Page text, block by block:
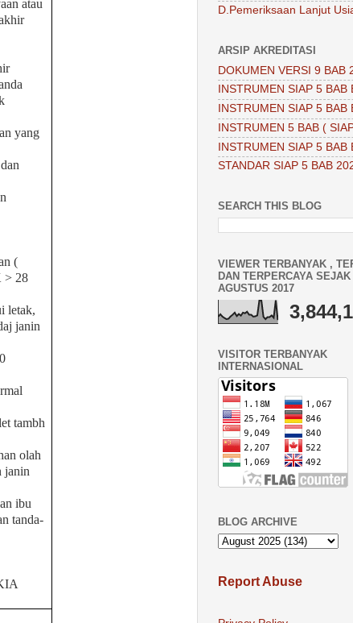
atau
yang
(
> 28
letak,
janin
tambh
olah
janin
ibu
tanda-
D.Pemeriksaan Lanjut
ARSIP AKREDITASI
DOKUMEN VERSI 9 BAB
INSTRUMEN SIAP 5 BAB
INSTRUMEN SIAP 5 BAB
INSTRUMEN 5 BAB (
INSTRUMEN SIAP 5 BAB
STANDAR SIAP 5 BAB
SEARCH THIS BLOG
VIEWER TERBANYAK ,
DAN TERPERCAYA SEJAK
AGUSTUS 2017
VISITOR TERBANYAK
INTERNASIONAL
BLOG ARCHIVE
Report Abuse